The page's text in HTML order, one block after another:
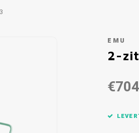
EMU
2-